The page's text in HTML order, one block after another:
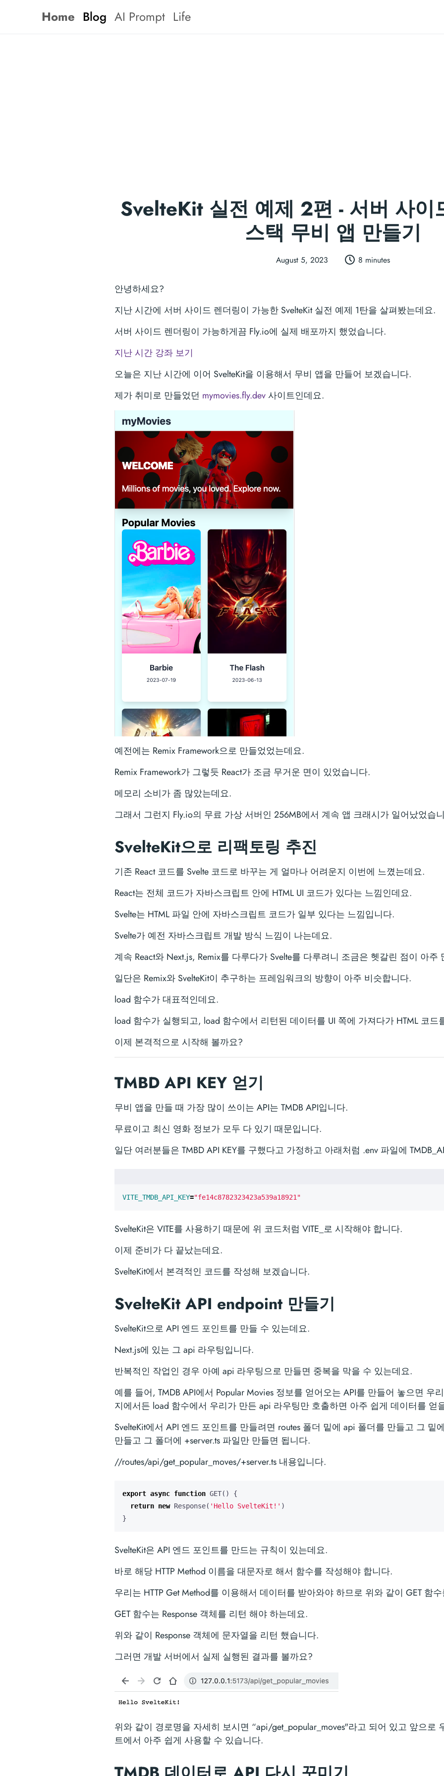
Home Blog AI Prompt Life
SvelteKit 실전 예제 2편 - 서버 사이
스택 무비 앱 만들기
August 5, 2023 8 minutes
안녕하세요?
지난 시간에 서버 사이드 렌더링이 가능한 SvelteKit 실전 예제 1탄을 살펴봤는데요.
서버 사이드 렌더링이 가능하게끔 Fly.io에 실제 배포까지 했었습니다.
지난 시간 강좌 보기
오늘은 지난 시간에 이어 SvelteKit을 이용해서 무비 앱을 만들어 보겠습니다.
제가 취미로 만들었던 mymovies.fly.dev 사이트인데요.
예전에는 Remix Framework으로 만들었었는데요.
Remix Framework가 그렇듯 React가 조금 무거운 면이 있었습니다.
메모리 소비가 좀 많았는데요.
그래서 그런지 Fly.io의 무료 가상 서버인 256MB에서 계속 앱 크래시가 일어났었습
SvelteKit으로 리팩토링 추진
기존 React 코드를 Svelte 코드로 바꾸는 게 얼마나 어려운지 이번에 느꼈는데요.
React는 전체 코드가 자바스크립트 안에 HTML UI 코드가 있다는 느낌인데요.
Svelte는 HTML 파일 안에 자바스크립트 코드가 일부 있다는 느낌입니다.
Svelte가 예전 자바스크립트 개발 방식 느낌이 나는데요.
계속 React와 Next.js, Remix를 다루다가 Svelte를 다루려니 조금은 헷갈린 점이 아주
일단은 Remix와 SvelteKit이 추구하는 프레임워크의 방향이 아주 비슷합니다.
load 함수가 대표적인데요.
load 함수가 실행되고, load 함수에서 리턴된 데이터를 UI 쪽에 가져다가 HTML 코
이제 본격적으로 시작해 볼까요?
TMBD API KEY 얻기
무비 앱을 만들 때 가장 많이 쓰이는 API는 TMDB API입니다.
무료이고 최신 영화 정보가 모두 다 있기 때문입니다.
일단 여러분들은 TMBD API KEY를 구했다고 가정하고 아래처럼 .env 파일에
VITE_TMDB_API_KEY="fe14c8782323423a539a18921"
SvelteKit은 VITE를 사용하기 때문에 위 코드처럼 VITE_로 시작해야 합니다.
이제 준비가 다 끝났는데요.
SvelteKit에서 본격적인 코드를 작성해 보겠습니다.
SvelteKit API endpoint 만들기
SvelteKit으로 API 엔드 포인트를 만들 수 있는데요.
Next.js에 있는 그 api 라우팅입니다.
반복적인 작업인 경우 아예 api 라우팅으로 만들면 중복을 막을 수 있는데요.
예를 들어, TMDB API에서 Popular Movies 정보를 얻어오는 API를 만들어 놓으면 우
지에서든 load 함수에서 우리가 만든 api 라우팅만 호출하면 아주 쉽게 데이터를 얻
SvelteKit에서 API 엔드 포인트를 만들려면 routes 폴더 밑에 api 폴더를 만들고 그 밑
만들고 그 폴더에 +server.ts 파일만 만들면 됩니다.
//routes/api/get_popular_moves/+server.ts 내용입니다.
export async function GET()
{
return new Response( 'Hello SvelteKit!' )
}
SvelteKit은 API 엔드 포인트를 만드는 규칙이 있는데요.
바로 해당 HTTP Method 이름을 대문자로 해서 함수를 작성해야 합니다.
우리는 HTTP Get Method를 이용해서 데이터를 받아와야 하므로 위와 같이 GET 함
GET 함수는 Response 객체를 리턴 해야 하는데요.
위와 같이 Response 객체에 문자열을 리턴 했습니다.
그러면 개발 서버에서 실제 실행된 결과를 볼까요?
위와 같이 경로명을 자세히 보시면 “api/get_popular_moves"라고 되어 있고 앞으로
트에서 아주 쉽게 사용할 수 있습니다.